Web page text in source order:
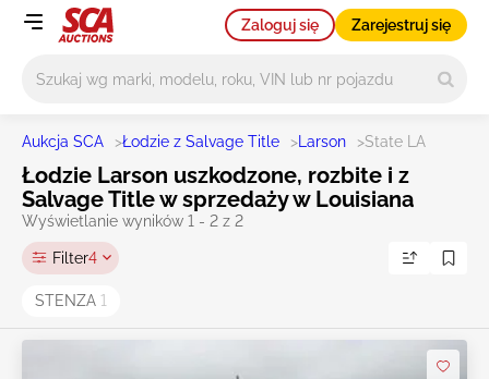
Zaloguj się Zarejestruj się
Aukcja SCA >Łodzie z Salvage Title > Larson >State LA
Łodzie Larson uszkodzone, rozbite i z
Salvage Title w sprzedaży w Louisiana
Wyświetlanie wyników 1 - 2 z 2
Filter4
STENZA 1